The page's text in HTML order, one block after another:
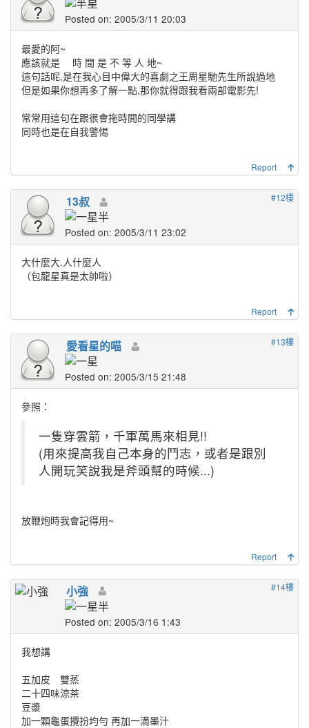
Posted on: 2005/3/11 20:03
最愛的阿~
應該就是 時 間 是 不 等 人 地~
這句話呢,是在我心目中偉大的喜劇之王周星馳先生所說過地
但是如果你想再多了解一點,那你就得跟我看兩部電影先!
常常用這句在跟很會拖時間的同學講
同時也是在自我警惕
Report
#12樓
13叔
Posted on: 2005/3/11 23:02
大什麼大.人什麼人
（包龍星真是太帥啦）
Report
#13樓
愛看星的喵
Posted on: 2005/3/15 21:48
參照：
一隻穿雲箭，千軍萬馬來相見!!
(用來提高我自己本身的鬥志，或者是跟別
人開玩笑說我是斧頭幫的時候...)
放鞭炮時我會記得用~
Report
#14樓
小強
Posted on: 2005/3/16 1:43
我想講
五加皮 雙蒸
二十四味涼茶
豆漿
加一顆龜蛋攪扮均勻 再加一滴墨汁